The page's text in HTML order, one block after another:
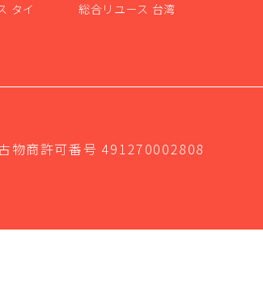
タイ 総合リユース 台湾
物商許可番号 491270002808